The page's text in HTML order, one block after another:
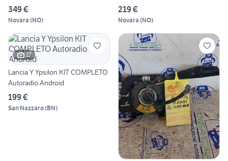
349 €
Novara (NO)
219 €
Novara (NO)
17
Lancia Y Ypsilon KIT COMPLETO
Autoradio Android
199 €
San Nazzaro(BN)